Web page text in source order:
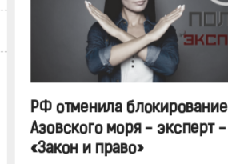
РФ отменила блокирование
Азовского моря - эксперт -
«Закон и право»